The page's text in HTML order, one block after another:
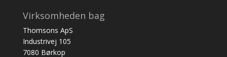
Virksomheden bag
Thomsons ApS
Industrivej 105
7080 Børkop